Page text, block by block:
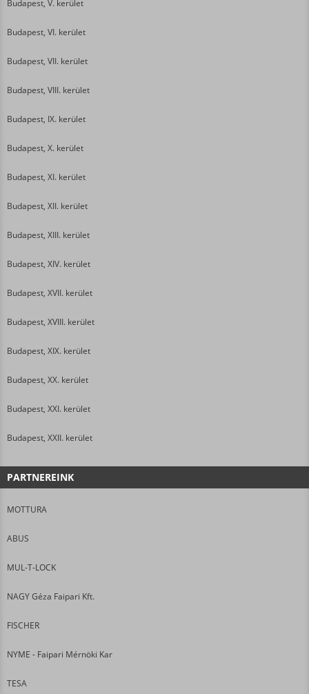
Budapest, V. kerület
Budapest, VI. kerület
Budapest, VII. kerület
Budapest, VIII. kerület
Budapest, IX. kerület
Budapest, X. kerület
Budapest, XI. kerület
Budapest, XII. kerület
Budapest, XIII. kerület
Budapest, XIV. kerület
Budapest, XVII. kerület
Budapest, XVIII. kerület
Budapest, XIX. kerület
Budapest, XX. kerület
Budapest, XXI. kerület
Budapest, XXII. kerület
PARTNEREINK
MOTTURA
ABUS
MUL-T-LOCK
NAGY Géza Faipari Kft.
FISCHER
NYME - Faipari Mérnöki Kar
TESA